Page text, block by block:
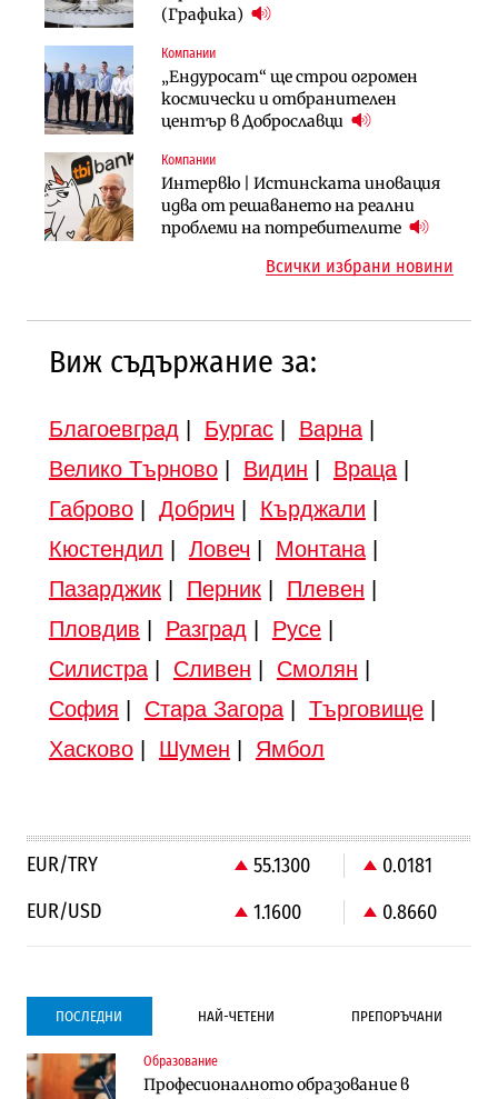
(Графика)
Компании
„Ендуросат“ ще строи огромен
космически и отбранителен
център в Доброславци
Компании
Интервю | Истинската иновация
идва от решаването на реални
проблеми на потребителите
няколко седмици, ако сушата
Компании
„Хювефарма“ подписа договор за
придобиване на Euroapi Italy
Инфраструктура
АПИ възложи промяната на
парцеларния план за
България продължава да се охлажда
Публични финанси
След 20 години застой: Данъчните
оценки на имотите може да бъдат
Инфраструктура
Вторият мост над Варненското
езеро става част от бъдещата
Всички избрани новини
Виж съдържание за:
Благоевград Бургас| Варна|
Велико Търново| Видин Враца|
Габрово| Добрич Кърджали
Кюстендил
Ловеч Монтана|
Пазарджик| Перник| Плевен
Пловдив
Разград Русе|
Силистра| Сливен Смолян
София
Стара Загора| Търговище|
Хасково| Шумен Ямбол
EUR/TRY 55.1300
0.0181
EUR/USD
1.1600 0.8660
ПОСЛЕДНИ НАЙ-ЧЕТЕНИ ПРЕПОРЪЧАНИ
Образование
Професионалното образование в
Градоустройство
Столична община избра изпълнител за
Компании
Vivacom предлага над 150 устройства с